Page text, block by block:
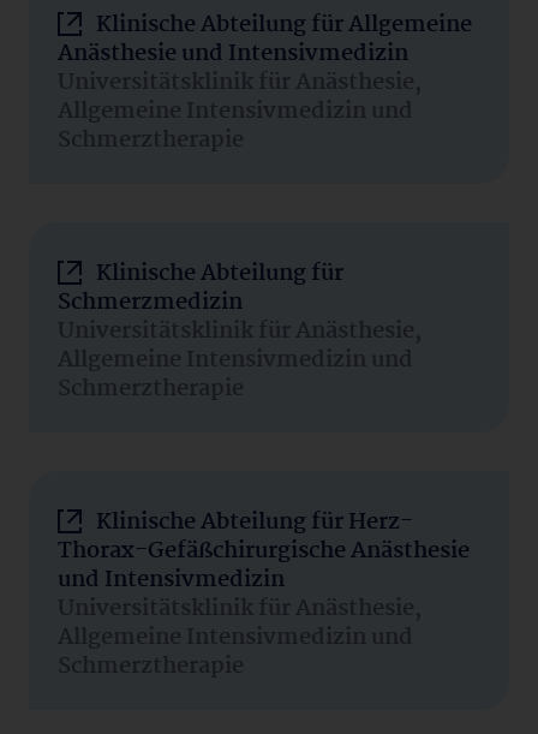
Klinische Abteilung für Allgemeine
Anästhesie und Intensivmedizin
Universitätsklinik für Anästhesie,
Allgemeine Intensivmedizin und
Schmerztherapie
Klinische Abteilung für
Schmerzmedizin
Universitätsklinik für Anästhesie,
Allgemeine Intensivmedizin und
Schmerztherapie
Klinische Abteilung für Herz-
Thorax-Gefäßchirurgische Anästhesie
und Intensivmedizin
Universitätsklinik für Anästhesie,
Allgemeine Intensivmedizin und
Schmerztherapie